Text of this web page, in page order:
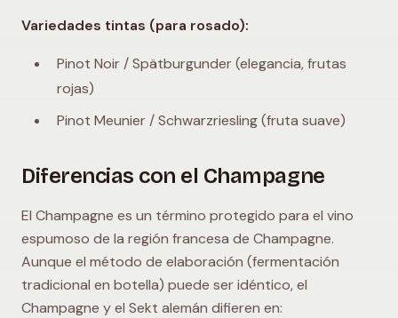
Variedades tintas (para rosado):
Pinot Noir / Spätburgunder (elegancia, frutas
rojas)
Pinot Meunier / Schwarzriesling (fruta suave)
Diferencias con el Champagne
El Champagne es un término protegido para el vino
espumoso de la región francesa de Champagne.
Aunque el método de elaboración (fermentación
tradicional en botella) puede ser idéntico, el
Champagne y el Sekt alemán difieren en: